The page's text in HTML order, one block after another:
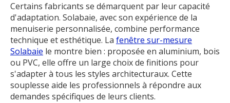
Certains fabricants se démarquent par leur capacité
d'adaptation. Solabaie, avec son expérience de la
menuiserie personnalisée, combine performance
technique et esthétique. La fenêtre sur-mesure
Solabaie le montre bien : proposée en aluminium, bois
ou PVC, elle offre un large choix de finitions pour
s'adapter à tous les styles architecturaux. Cette
souplesse aide les professionnels à répondre aux
demandes spécifiques de leurs clients.